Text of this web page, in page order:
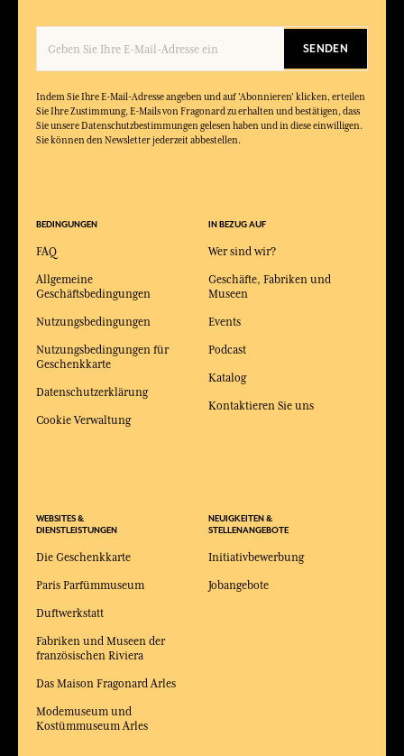
SENDEN
Indem Sie Ihre E-Mail-Adresse angeben und auf 'Abonnieren' klicken, erteilen
Sie Ihre Zustimmung, E-Mails von Fragonard zu erhalten und bestätigen, dass
Sie unsere Datenschutzbestimmungen gelesen haben und in diese einwilligen.
Sie können den Newsletter jederzeit abbestellen.
BEDINGUNGEN
FAQ
Allgemeine
Geschäftsbedingungen
Nutzungsbedingungen
Nutzungsbedingungen für
Geschenkkarte
Datenschutzerklärung
Cookie Verwaltung
WEBSITES &
DIENSTLEISTUNGEN
Die Geschenkkarte
Paris Parfümmuseum
Duftwerkstatt
Fabriken und Museen der
französischen Riviera
Das Maison Fragonard Arles
Modemuseum und
Kostümmuseum Arles
IN BEZUG AUF
Wer sind wir?
Geschäfte, Fabriken und
Museen
Events
Podcast
Katalog
Kontaktieren Sie uns
NEUIGKEITEN &
STELLENANGEBOTE
Initiativbewerbung
Jobangebote